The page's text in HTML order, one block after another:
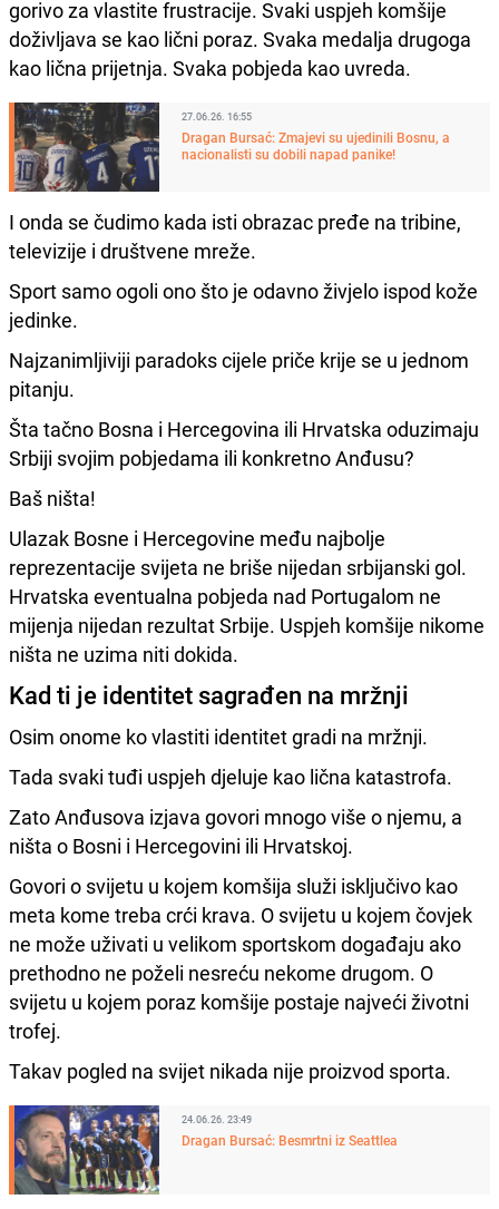
gorivo za vlastite frustracije. Svaki uspjeh komšije
doživljava se kao lični poraz. Svaka medalja drugoga
kao lična prijetnja. Svaka pobjeda kao uvreda.
27.06.26. 16:55
Dragan Bursać: Zmajevi su ujedinili Bosnu, a
nacionalisti su dobili napad panike!
I onda se čudimo kada isti obrazac pređe na tribine,
televizije i društvene mreže.
Sport samo ogoli ono što je odavno živjelo ispod kože
jedinke.
Najzanimljiviji paradoks cijele priče krije se u jednom
pitanju.
Šta tačno Bosna i Hercegovina ili Hrvatska oduzimaju
Srbiji svojim pobjedama ili konkretno Anđusu?
Baš ništa!
Ulazak Bosne i Hercegovine među najbolje
reprezentacije svijeta ne briše nijedan srbijanski gol.
Hrvatska eventualna pobjeda nad Portugalom ne
mijenja nijedan rezultat Srbije. Uspjeh komšije nikome
ništa ne uzima niti dokida.
Kad ti je identitet sagrađen na mržnji
Osim onome ko vlastiti identitet gradi na mržnji.
Tada svaki tuđi uspjeh djeluje kao lična katastrofa.
Zato Anđusova izjava govori mnogo više o njemu, a
ništa o Bosni i Hercegovini ili Hrvatskoj.
Govori o svijetu u kojem komšija služi isključivo kao
meta kome treba crći krava. O svijetu u kojem čovjek
ne može uživati u velikom sportskom događaju ako
prethodno ne poželi nesreću nekome drugom. O
svijetu u kojem poraz komšije postaje najveći životni
trofej.
Takav pogled na svijet nikada nije proizvod sporta.
24.06.26. 23:49
Dragan Bursać: Besmrtni iz Seattlea